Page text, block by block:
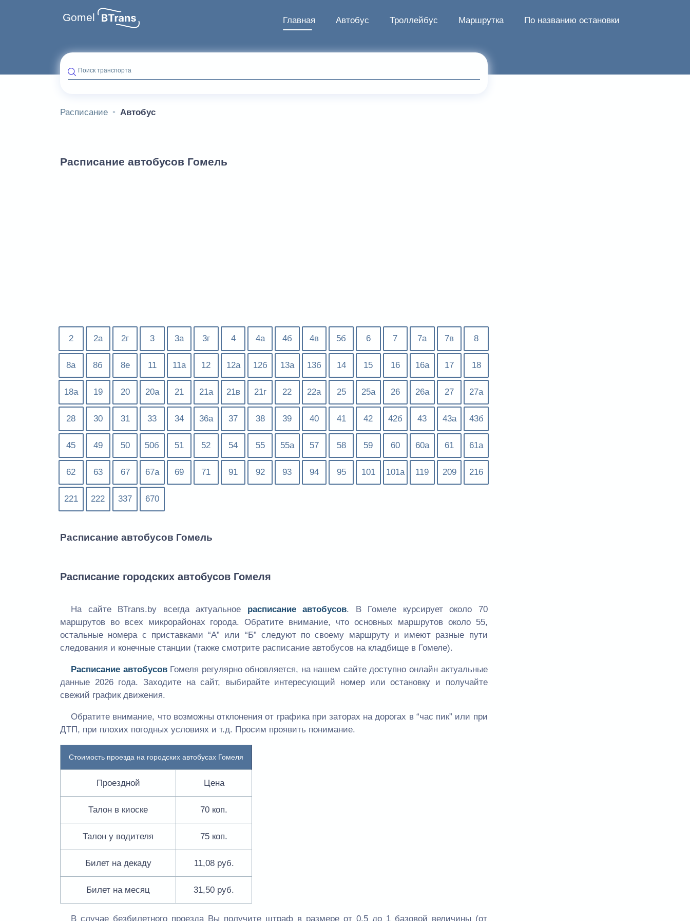
Gomel Главная Автобус Троллейбус Маршрутка По названию остановки
Поиск транспорта
Расписание Автобус
Расписание автобусов Гомель
2 2а 2г 3 3а 3г 4 4а 4б 4в 5б 6 7 7а 7в 8
8а 8б 8е 11 11а 12 12а 12б 13а 13б 14 15 16 16а 17 18
18а 19 20 20а 21 21а 21в 21г 22 22а 25 25а 26 26а 27 27а
28 30 31 33 34 36а 37 38 39 40 41 42 42б 43 43а 43б
45 49 50 50б 51 52 54 55 55а 57 58 59 60 60а 61 61а
62 63 67 67а 69 71 91 92 93 94 95 101 101а 119 209 216
221 222 337 670
Расписание автобусов Гомель
Расписание городских автобусов Гомеля
На сайте BTrans.by всегда актуальное расписание автобусов. В Гомеле курсирует около 70
маршрутов во всех микрорайонах города. Обратите внимание, что основных маршрутов около 55,
остальные номера с приставками “А” или “Б” следуют по своему маршруту и имеют разные пути
следования и конечные станции (также смотрите расписание автобусов на кладбище в Гомеле).
Расписание автобусовГомеля регулярно обновляется, на нашем сайте доступно онлайн актуальные
данные 2026 года. Заходите на сайт, выбирайте интересующий номер или остановку и получайте
свежий график движения.
Обратите внимание, что возможны отклонения от графика при заторах на дорогах в “час пик” или при
ДТП, при плохих погодных условиях и т.д. Просим проявить понимание.
Стоимость проезда на городских автобусах Гомеля
Проездной Цена
Талон в киоске 70 коп.
Талон у водителя 75 коп.
Билет на декаду 11,08 руб.
Билет на месяц 31,50 руб.
В случае безбилетного проезда Вы получите штраф в размере от 0,5 до 1 базовой величины (от